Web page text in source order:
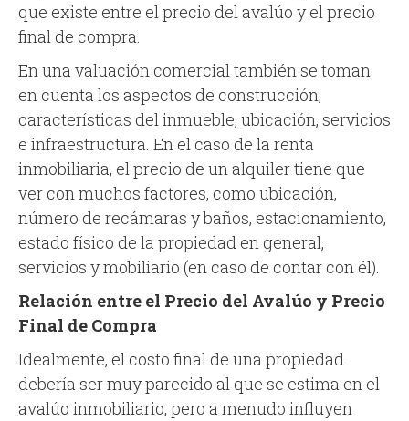
que existe entre el precio del avalúo y el precio
final de compra.
En una valuación comercial también se toman
en cuenta los aspectos de construcción,
características del inmueble, ubicación, servicios
e infraestructura. En el caso de la renta
inmobiliaria, el precio de un alquiler tiene que
ver con muchos factores, como ubicación,
número de recámaras y baños, estacionamiento,
estado físico de la propiedad en general,
servicios y mobiliario (en caso de contar con él).
Relación entre el Precio del Avalúo y Precio
Final de Compra
Idealmente, el costo final de una propiedad
debería ser muy parecido al que se estima en el
avalúo inmobiliario, pero a menudo influyen